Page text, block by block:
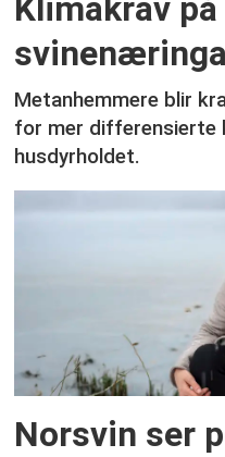
Klimakrav
Metanhemmere blir
for mer differensierte
husdyrholdet.
Norsvin ser